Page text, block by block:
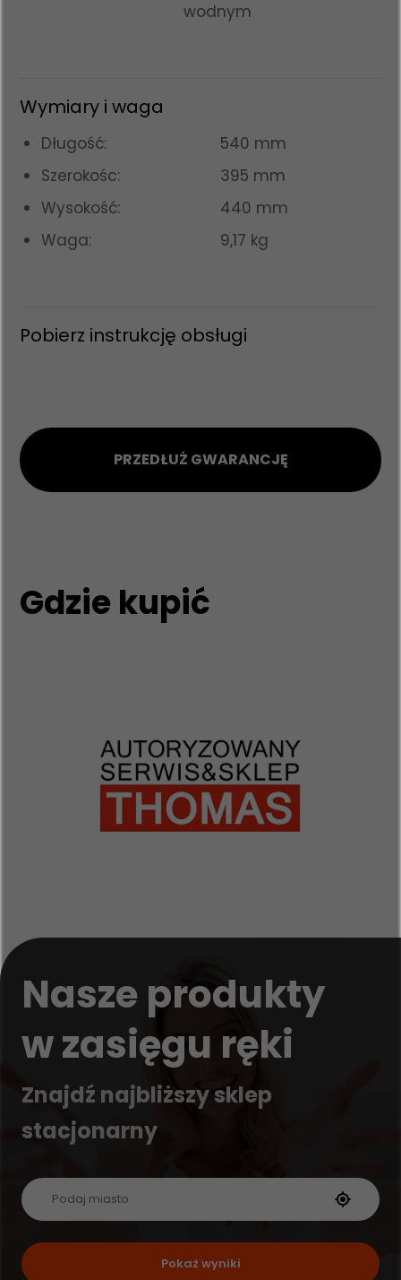
wodnym
Wymiary i waga
Długość:
540 mm
Szerokośc:
395 mm
Wysokość:
440 mm
Waga:
9,17 kg
Pobierz instrukcję obsługi
PRZEDŁUŻ GWARANCJĘ
Gdzie kupić
Nasze produkty
w zasięgu ręki
Znajdź najbliższy sklep
stacjonarny
Pokaż wyniki